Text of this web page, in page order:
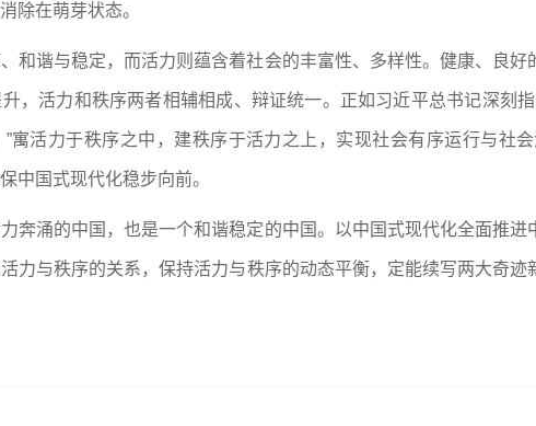
除在萌芽状态。
和谐与稳定，而活力则蕴含着社会的丰富性、多样性。健康、良
，活力和秩序两者相辅相成、辩证统一。正如习近平总书记深刻
寓活力于秩序之中，建秩序于活力之上，实现社会有序运行与社
中国式现代化稳步向前。
奔涌的中国，也是一个和谐稳定的中国。以中国式现代化全面推
力与秩序的关系，保持活力与秩序的动态平衡，定能续写两大奇